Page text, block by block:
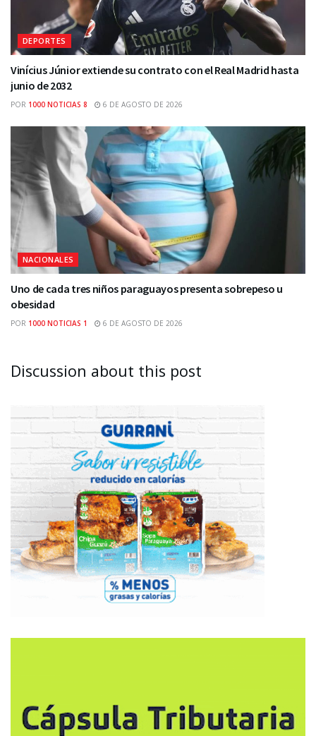
DEPORTES
Vinícius Júnior extiende su contrato con el Real Madrid hasta
junio de 2032
POR 1000 NOTICIAS 8 6 DE AGOSTO DE 2026
NACIONALES
Uno de cada tres niños paraguayos presenta sobrepeso u
obesidad
POR 1000 NOTICIAS 1 6 DE AGOSTO DE 2026
Discussion about this post